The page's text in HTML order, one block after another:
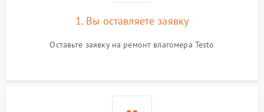
Неправильная калибровка 1000 ₽ Подробнее →
1. Вы оставляете заявку
Оставьте заявку на ремонт влагомера Testo